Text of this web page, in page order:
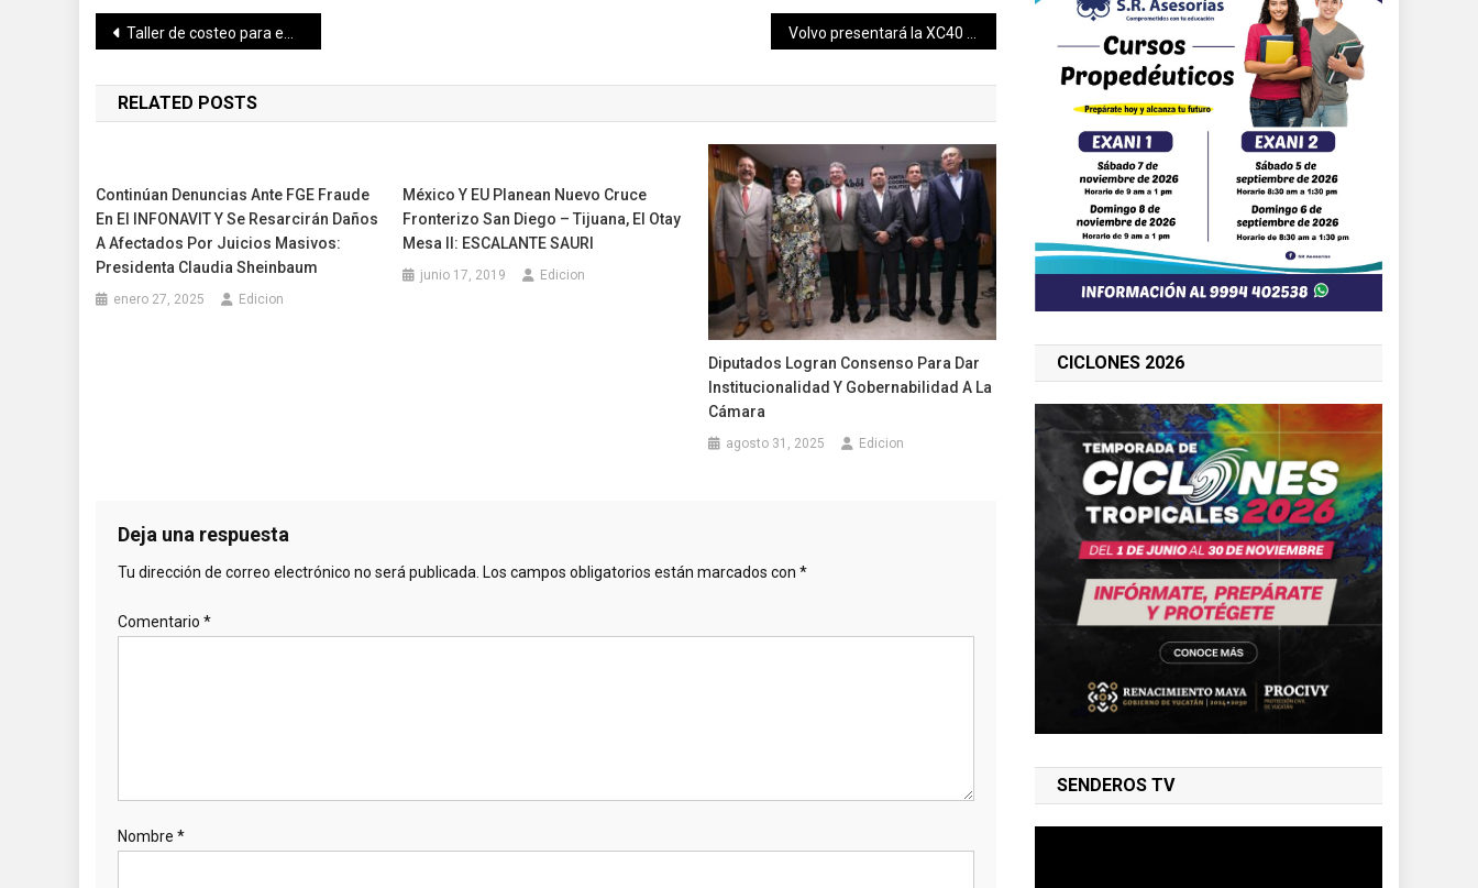
Navegación
de
entradas
Taller de costeo para emprendedores
RELATED POSTS
Continúan Denuncias Ante FGE Fraude
En El INFONAVIT Y Se Resarcirán Daños
A Afectados Por Juicios Masivos:
Presidenta Claudia Sheinbaum
enero 27, 2025 Edicion
México Y EU Planean Nuevo Cruce
Fronterizo San Diego – Tijuana, El Otay
Mesa II: ESCALANTE SAURI
junio 17, 2019 Edicion
Diputados Logran Consenso Para Dar
Institucionalidad Y Gobernabilidad A La
Cámara
agosto 31, 2025 Edicion
Deja una respuesta
Tu dirección de correo electrónico no será publicada. Los campos obligatorios están marcados con *
Comentario *
Nombre *
CICLONES 2026
SENDEROS TV